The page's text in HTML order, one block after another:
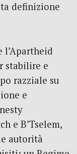
definizione
stabilire e
razziale su
e
e B’Tselem,
autorità